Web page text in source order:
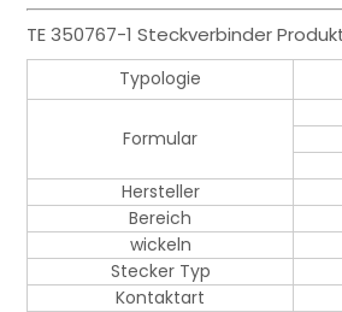
TE 350767-1 Steckverbinder
Typologie
Formular
Hersteller
Bereich
wickeln
Stecker Typ
Kontaktart